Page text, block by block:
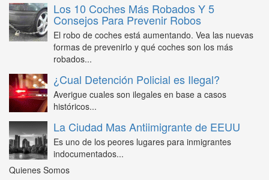
Los 10 Coches Más Robados Y 5
Consejos Para Prevenir Robos
El robo de coches está aumentando. Vea las nuevas
formas de prevenirlo y qué coches son los más
robados...
¿Cual Detención Policial es Ilegal?
Averigue cuales son ilegales en base a casos
históricos...
La Ciudad Mas Antiimigrante de EEUU
Es uno de los peores lugares para inmigrantes
indocumentados...
Quienes Somos